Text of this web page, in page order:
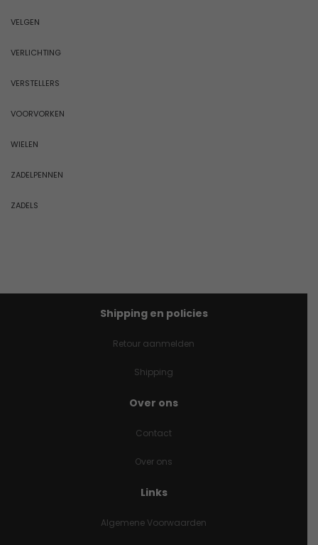
VELGEN
VERLICHTING
VERSTELLERS
VOORVORKEN
WIELEN
ZADELPENNEN
ZADELS
Shipping en policies
Retour aanmelden
Shipping
Over ons
Contact
Over ons
Links
Algemene Voorwaarden